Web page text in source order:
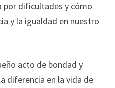
por dificultades y cómo
y la igualdad en nuestro
acto de bondad y
diferencia en la vida de